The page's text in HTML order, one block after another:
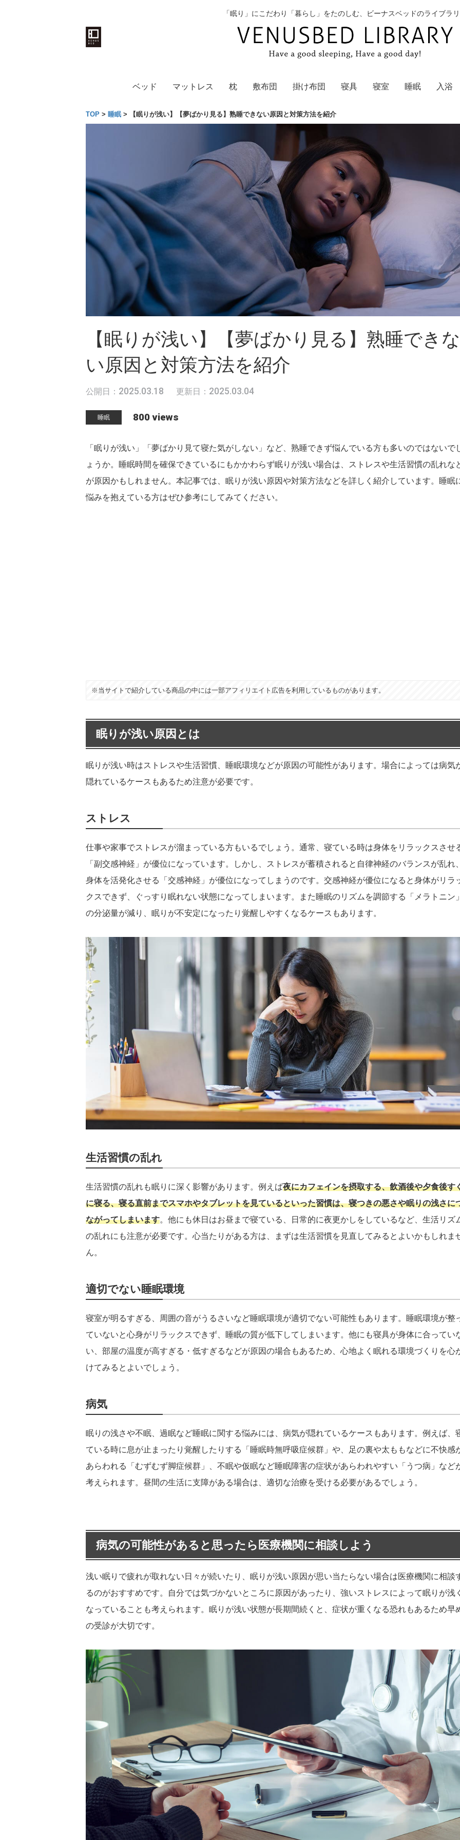
「眠り」にこだわり「暮らし」をたのしむ、ビーナスベッドのライブラ
ベッド マットレス 枕 敷布団 掛け布団 寝具 寝室 睡眠 入浴
TOP > 睡眠 > 【眠りが浅い】【夢ばかり見る】熟睡できない原因と対策方法を紹介
【眠りが浅い】【夢ばかり見る】熟睡できな
い原因と対策方法を紹介
公開日： 2025.03.18 更新日： 2025.03.04
睡眠 800 views
「眠りが浅い」「夢ばかり見て寝た気がしない」など、熟睡できず悩んでいる方も多いのではないで
ょうか。睡眠時間を確保できているにもかかわらず眠りが浅い場合は、ストレスや生活習慣の乱れな
が原因かもしれません。本記事では、眠りが浅い原因や対策方法などを詳しく紹介しています。睡眠
悩みを抱えている方はぜひ参考にしてみてください。
※当サイトで紹介している商品の中には一部アフィリエイト広告を利用しているものがあります。
眠りが浅い原因とは
眠りが浅い時はストレスや生活習慣、睡眠環境などが原因の可能性があります。場合によっては病気
隠れているケースもあるため注意が必要です。
ストレス
仕事や家事でストレスが溜まっている方もいるでしょう。通常、寝ている時は身体をリラックスさせ
「副交感神経」が優位になっています。しかし、ストレスが蓄積されると自律神経のバランスが乱れ
身体を活発化させる「交感神経」が優位になってしまうのです。交感神経が優位になると身体がリラ
クスできず、ぐっすり眠れない状態になってしまいます。また睡眠のリズムを調節する「メラトニン
の分泌量が減り、眠りが不安定になったり覚醒しやすくなるケースもあります。
生活習慣の乱れ
生活習慣の乱れも眠りに深く影響があります。例えば夜にカフェインを摂取する、飲酒後や夕食後す
に寝る、寝る直前までスマホやタブレットを見ているといった習慣は、寝つきの悪さや眠りの浅さに
ながってしまいます。他にも休日はお昼まで寝ている、日常的に夜更かしをしているなど、生活リズ
の乱れにも注意が必要です。心当たりがある方は、まずは生活習慣を見直してみるとよいかもしれま
ん。
適切でない睡眠環境
寝室が明るすぎる、周囲の音がうるさいなど睡眠環境が適切でない可能性もあります。睡眠環境が整
ていないと心身がリラックスできず、睡眠の質が低下してしまいます。他にも寝具が身体に合ってい
い、部屋の温度が高すぎる・低すぎるなどが原因の場合もあるため、心地よく眠れる環境づくりを心
けてみるとよいでしょう。
病気
眠りの浅さや不眠、過眠など睡眠に関する悩みには、病気が隠れているケースもあります。例えば、
ている時に息が止まったり覚醒したりする「睡眠時無呼吸症候群」や、足の裏や太ももなどに不快感
あらわれる「むずむず脚症候群」、不眠や仮眠など睡眠障害の症状があらわれやすい「うつ病」など
考えられます。昼間の生活に支障がある場合は、適切な治療を受ける必要があるでしょう。
病気の可能性があると思ったら医療機関に相談しよう
浅い眠りで疲れが取れない日々が続いたり、眠りが浅い原因が思い当たらない場合は医療機関に相談
るのがおすすめです。自分では気づかないところに原因があったり、強いストレスによって眠りが浅
なっていることも考えられます。眠りが浅い状態が長期間続くと、症状が重くなる恐れもあるため早
の受診が大切です。